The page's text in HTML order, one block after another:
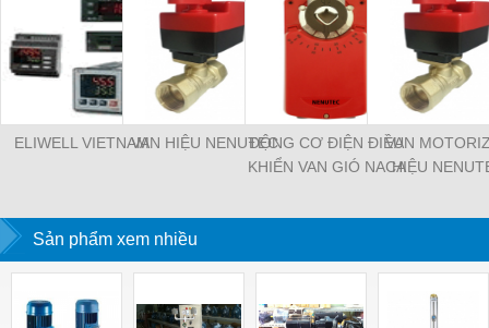
ELIWELL VIETNAMVAN HIỆU NENUTECĐỘNG CƠ ĐIỆN ĐIỀU
KHIỂN VAN GIÓ NACA
VAN
HIỆU
Sản phẩm xem nhiều